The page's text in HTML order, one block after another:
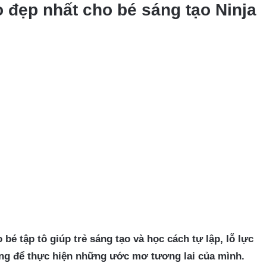
đẹp nhất cho bé sáng tạo Ninja
bé tập tô giúp trẻ sáng tạo và học cách tự lập, lỗ lực
để thực hiện những ước mơ tương lai của mình.